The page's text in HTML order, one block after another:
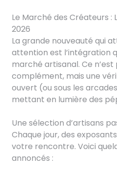
Le Marché des Créateurs :
2026
La grande nouveauté qui
attention est l’intégration
marché artisanal. Ce n’est
complément, mais une
ouvert (ou sous les
mettant en lumière des
Une sélection d’artisans
Chaque jour, des
votre rencontre. Voici
annoncés :